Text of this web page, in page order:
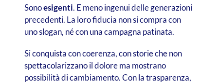
Sonoesigenti. E meno ingenui delle generazioni
precedenti. La loro fiducia non si compra con
uno slogan, né con una campagna patinata.
Si conquista con coerenza, con storie che non
spettacolarizzano il dolore ma mostrano
possibilità di cambiamento. Con la trasparenza,